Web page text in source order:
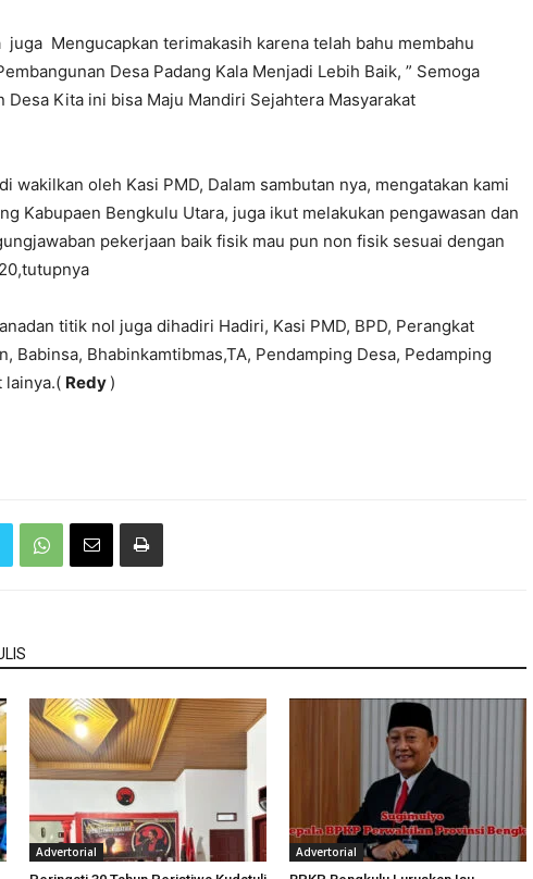
juga Mengucapkan terimakasih karena telah bahu membahu
Desa Padang Kala Menjadi Lebih Baik, ” Semoga
Desa Kita ini bisa Maju Mandiri Sejahtera Masyarakat
wakilkan oleh Kasi PMD, Dalam sambutan nya, mengatakan kami
Kabupaen Bengkulu Utara, juga ikut melakukan pengawasan dan
pekerjaan baik fisik mau pun non fisik sesuai dengan
titik nol juga dihadiri Hadiri, Kasi PMD, BPD, Perangkat
Babinsa, Bhabinkamtibmas,TA, Pendamping Desa, Pedamping
lainya.( Redy )
Advertorial Advertorial